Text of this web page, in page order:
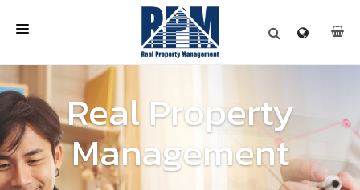
เกี่ยวกับเรา
หน่วยงานที่บริการ
บทความ
ข่าวสารและกิจกรรม
Real Property
Management